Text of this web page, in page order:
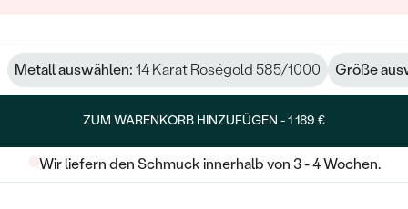
Metall auswählen: 14 Karat Roségold 585/1000 Größe
ZUM WARENKORB HINZUFÜGEN -1 189 €
Wir liefern den Schmuck innerhalb von 3 - 4 Wochen.